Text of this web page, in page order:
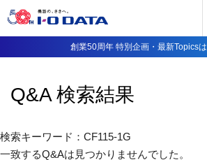
創業50周年 特別企画・最新Topics
Q&A 検索結果
検索キーワード：CF115-1G
一致するQ&Aは見つかりませんでした。